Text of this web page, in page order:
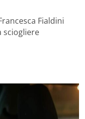
Fialdini
sciogliere